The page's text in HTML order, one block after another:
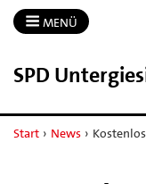
MENÜ
SPD
Start › News ›